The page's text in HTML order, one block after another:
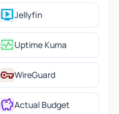
live_tvJellyfin
monitor_heartUptime Kuma
vpn_keyWireGuard
savingsActual Budget